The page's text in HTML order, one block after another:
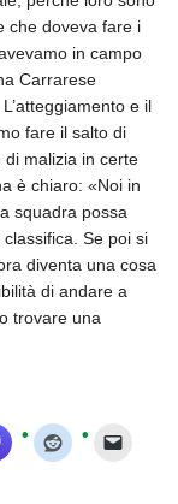
che doveva fare i
in campo
Carrarese
e il
fare il salto di
malizia in certe
è chiaro: «Noi in
squadra possa
Se poi si
diventa una cosa
di andare a
trovare una